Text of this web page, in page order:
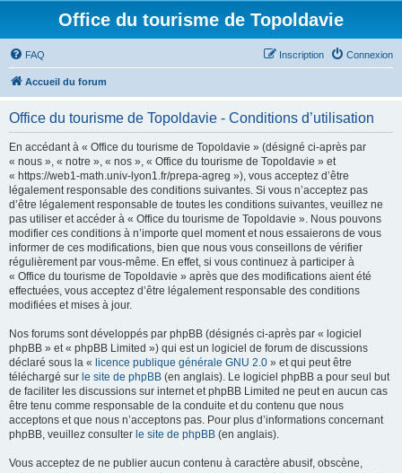
Office du tourisme de Topoldavie
FAQ Connexion
Inscription
Accueil du forum
Office du tourisme de Topoldavie - Conditions d’utilisation
En accédant à « Office du tourisme de Topoldavie » (désigné ci-après par
« nous », « notre », « nos », « Office du tourisme de Topoldavie » et
« https://web1-math.univ-lyon1.fr/prepa-agreg »), vous acceptez d’être
légalement responsable des conditions suivantes. Si vous n’acceptez pas
d’être légalement responsable de toutes les conditions suivantes, veuillez ne
pas utiliser et accéder à « Office du tourisme de Topoldavie ». Nous pouvons
modifier ces conditions à n’importe quel moment et nous essaierons de vous
informer de ces modifications, bien que nous vous conseillons de vérifier
régulièrement par vous-même. En effet, si vous continuez à participer à
« Office du tourisme de Topoldavie » après que des modifications aient été
effectuées, vous acceptez d’être légalement responsable des conditions
modifiées et mises à jour.
Nos forums sont développés par phpBB (désignés ci-après par « logiciel
phpBB » et « phpBB Limited ») qui est un logiciel de forum de discussions
déclaré sous la « licence publique générale GNU 2.0 » et qui peut être
téléchargé sur le site de phpBB (en anglais). Le logiciel phpBB a pour seul but
de faciliter les discussions sur internet et phpBB Limited ne peut en aucun cas
être tenu comme responsable de la conduite et du contenu que nous
acceptons et que nous n’acceptons pas. Pour plus d’informations concernant
phpBB, veuillez consulter le site de phpBB (en anglais).
Vous acceptez de ne publier aucun contenu à caractère abusif, obscène,